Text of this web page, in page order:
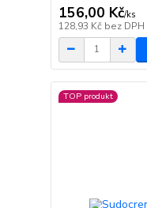
156,00 Kč/ks
128,93 Kč bez DPH
TOP produkt